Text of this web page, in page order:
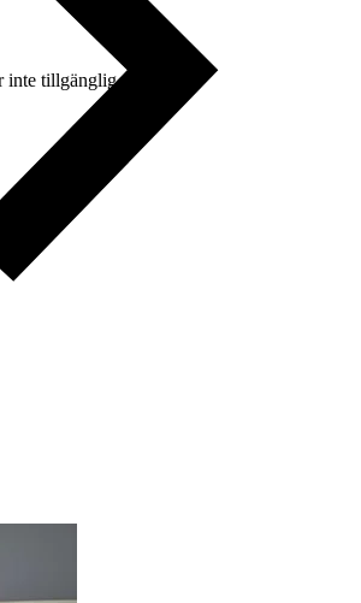
inte tillgänglig.